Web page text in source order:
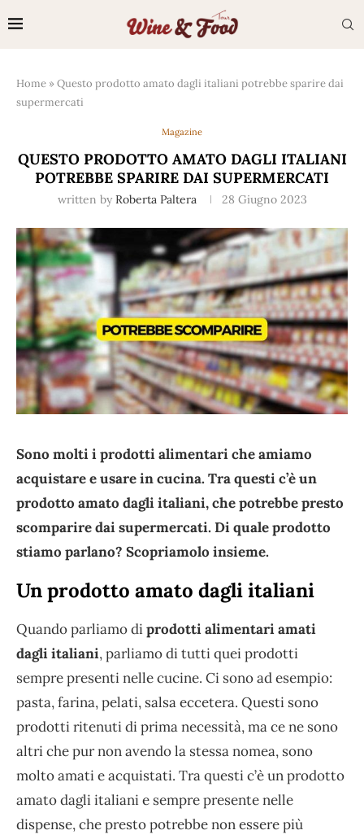
Home »Questo prodotto amato dagli italiani potrebbe sparire dai
supermercati
Magazine
QUESTO PRODOTTO AMATO DAGLI ITALIANI
POTREBBE SPARIRE DAI SUPERMERCATI
written by Roberta Paltera 28 Giugno 2023
Sono molti i prodotti alimentari che amiamo
acquistare e usare in cucina. Tra questi c’è un
prodotto amato dagli italiani, che potrebbe presto
scomparire dai supermercati. Di quale prodotto
stiamo parlano? Scopriamolo insieme.
Un prodotto amato dagli italiani
Quando parliamo diprodotti alimentari amati
dagli italiani, parliamo di tutti quei prodotti
sempre presenti nelle cucine. Ci sono ad esempio:
pasta, farina, pelati, salsa eccetera. Questi sono
prodotti ritenuti di prima necessità, ma ce ne sono
altri che pur non avendo la stessa nomea, sono
molto amati e acquistati. Tra questi c’è un prodotto
amato dagli italiani e sempre presente nelle
dispense, che presto potrebbe non essere più